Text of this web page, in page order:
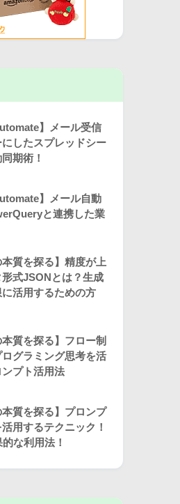
】メール受信
したスプレッドシー
期術！
】メール自動
と連携した業
本質を探る】精度が上
式JSONとは？生成
活用するための方
本質を探る】フロー制
グラミング思考を活
プト活用法
本質を探る】プロンプ
活用するテクニック！
な利用法！